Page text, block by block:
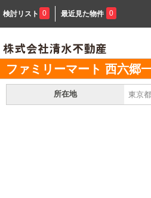
検討リスト 0 最近見た物件 0
ファミリーマート 西六郷
所在地 東京